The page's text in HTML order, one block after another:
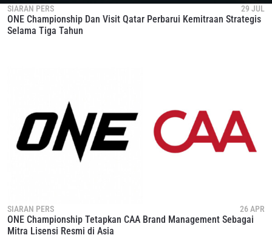
SIARAN PERS 29 JUL
ONE Championship Dan Visit Qatar Perbarui Kemitraan Strategis
Selama Tiga Tahun
SIARAN PERS 26 APR
ONE Championship Tetapkan CAA Brand Management Sebagai
Mitra Lisensi Resmi di Asia
membatalkan (unsubscribe) dari jenis komunikasi ini
kapan saja.